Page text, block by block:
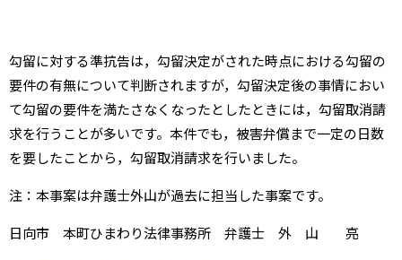
勾留に対する準抗告は，勾留決定がされた時点における勾留の
要件の有無について判断されますが，勾留決定後の事情におい
て勾留の要件を満たさなくなったとしたときには，勾留取消請
求を行うことが多いです。本件でも，被害弁償まで一定の日数
を要したことから，勾留取消請求を行いました。
注：本事案は弁護士外山が過去に担当した事案です。
日向市 本町ひまわり法律事務所 弁護士 外 山 亮